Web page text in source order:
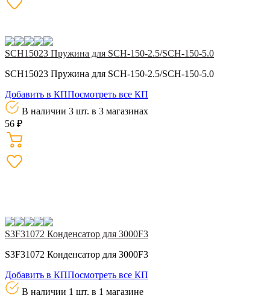
SCH15023 Пружина для SCH-150-2.5/SCH-150-5.0
SCH15023 Пружина для SCH-150-2.5/SCH-150-5.0
Добавить в КППосмотреть все КП
В наличии 3 шт. в 3 магазинах
56 ₽
S3F31072 Конденсатор для 3000F3
S3F31072 Конденсатор для 3000F3
Добавить в КППосмотреть все КП
В наличии 1 шт. в 1 магазине